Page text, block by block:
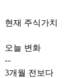
현재 주식가치
오늘 변화
--
3개월 전보다